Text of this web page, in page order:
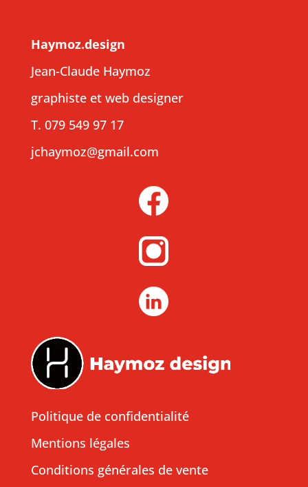
Haymoz.design
Jean-Claude Haymoz
graphiste et web designer
T. 079 549 97 17
jchaymoz@gmail.com
Politique de confidentialité
Mentions légales
Conditions générales de vente